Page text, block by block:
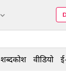
शब्दकोश वीडियो